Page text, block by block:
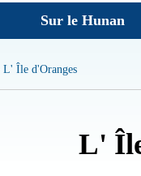
Sur le Hunan
L' Île d'Oranges
L'